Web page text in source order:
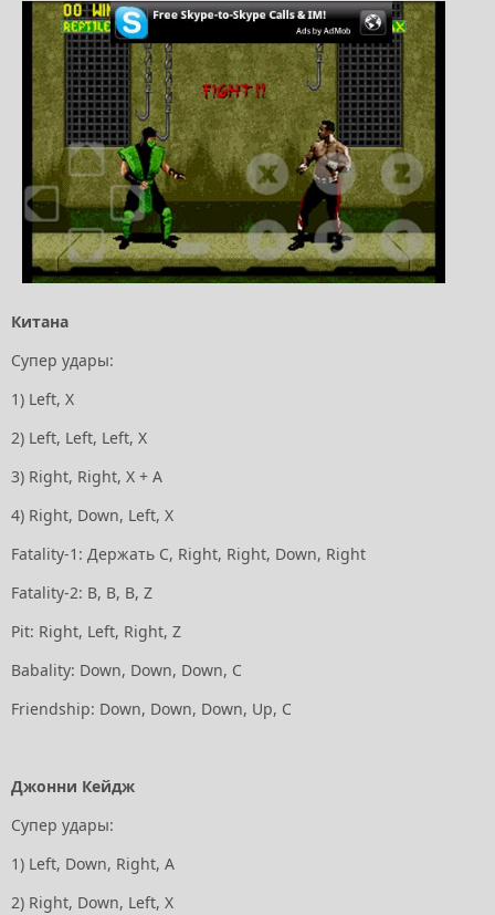
Китана
Супер удары:
1) Left, Х
2) Left, Left, Left, Х
3) Right, Right, Х + А
4) Right, Down, Left, Х
Fatality-1: Держать С, Right, Right, Down, Right
Fatality-2: B, B, B, Z
Pit: Right, Left, Right, Z
Babality: Down, Down, Down, С
Friendship: Down, Down, Down, Up, С
Джонни Кейдж
Супер удары:
1) Left, Down, Right, А
2) Right, Down, Left, Х